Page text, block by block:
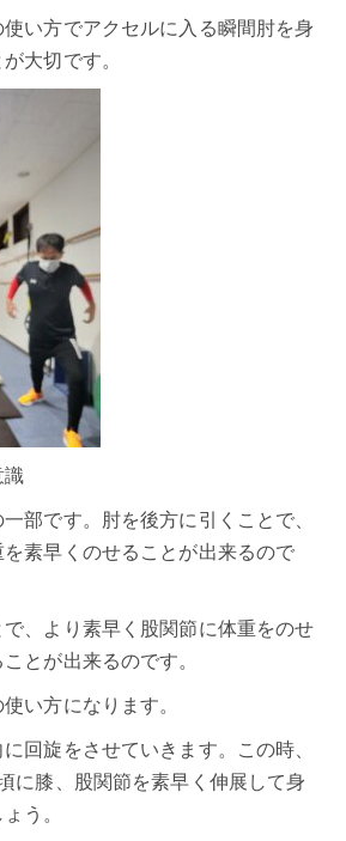
い方でアクセルに入る瞬間肘を身
大切です。
識
部です。肘を後方に引くことで、
素早くのせることが出来るので
で、より素早く股関節に体重をのせ
とが出来るのです。
い方になります。
回旋をさせていきます。この時、
に膝、股関節を素早く伸展して身
う。